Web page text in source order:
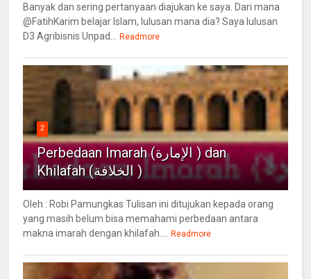
Banyak dan sering pertanyaan diajukan ke saya. Dari mana
@FatihKarim belajar Islam, lulusan mana dia? Saya lulusan
D3 Agribisnis Unpad...
Readmore
2
Perbedaan Imarah (الإمارة ) dan
Khilafah (الخلافة )
Oleh : Robi Pamungkas Tulisan ini ditujukan kepada orang
yang masih belum bisa memahami perbedaan antara
makna imarah dengan khilafah....
Readmore